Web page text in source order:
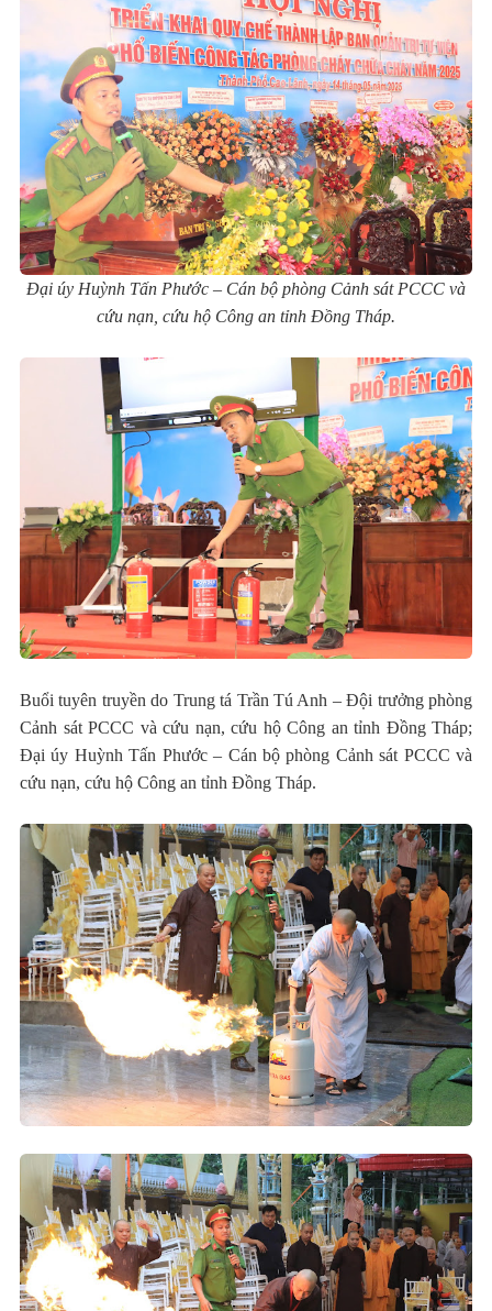
Đại úy Huỳnh Tấn Phước – Cán bộ phòng Cảnh sát PCCC và
cứu nạn, cứu hộ Công an tỉnh Đồng Tháp.
Buổi tuyên truyền do Trung tá Trần Tú Anh – Đội trưởng phòng
Cảnh sát PCCC và cứu nạn, cứu hộ Công an tỉnh Đồng Tháp;
Đại úy Huỳnh Tấn Phước – Cán bộ phòng Cảnh sát PCCC và
cứu nạn, cứu hộ Công an tỉnh Đồng Tháp.